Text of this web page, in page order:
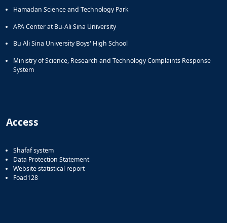
Hamadan Science and Technology Park
APA Center at Bu-Ali Sina University
Bu Ali Sina University Boys' High School
Ministry of Science, Research and Technology Complaints Response
System
Access
Shafaf system
Data Protection Statement
Website statistical report
Foad128